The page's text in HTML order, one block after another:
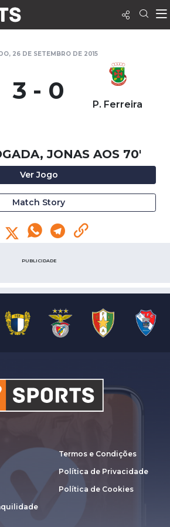
26 DE SETEMBRO DE 2015
3 - 0 P. Ferreira
JONAS AOS 70'
Ver Jogo
Match Story
PUBLICIDADE
Termos e Condições
Política de Privacidade
Política de Cookies